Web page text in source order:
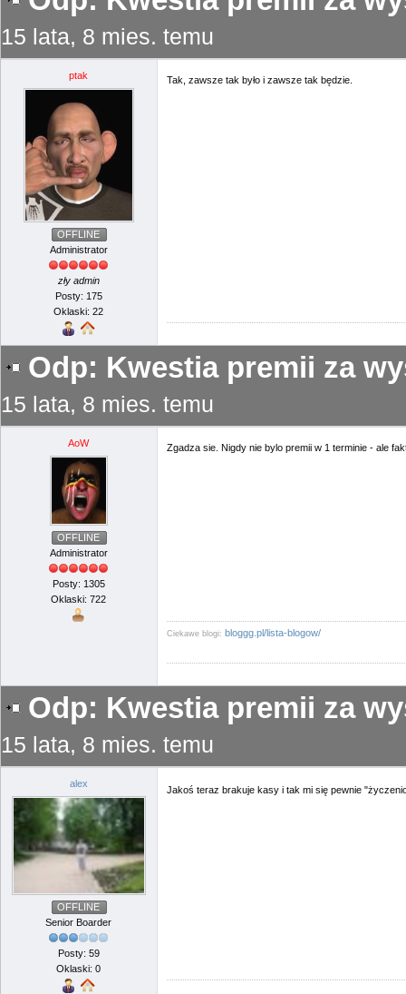
15 lata, 8 mies. temu
ptak
OFFLINE
Administrator
zły admin
Posty: 175
Oklaski: 22
Tak, zawsze tak było i zawsze tak będzie.
Odp: Kwestia premii za
15 lata, 8 mies. temu
AoW
OFFLINE
Administrator
Posty: 1305
Oklaski: 722
Zgadza sie. Nigdy nie bylo premii w 1 terminie - ale
Ciekawe blogi: bloggg.pl/lista-blogow/
Odp: Kwestia premii za
15 lata, 8 mies. temu
alex
OFFLINE
Senior Boarder
Posty: 59
Oklaski: 0
Jakoś teraz brakuje kasy i tak mi się pewnie